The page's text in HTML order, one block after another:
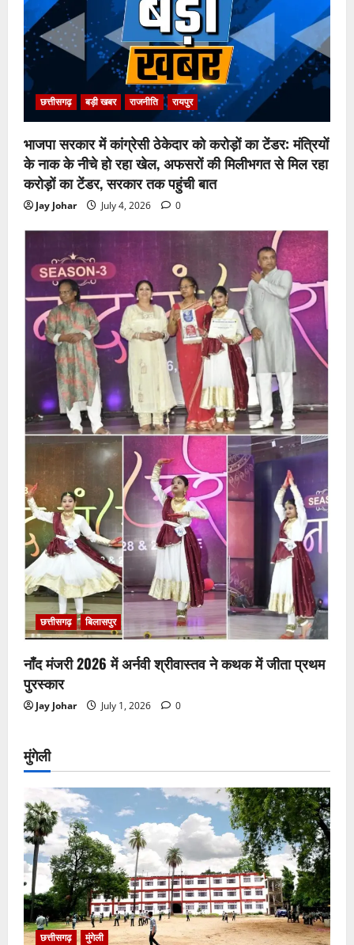
छत्तीसगढ़ बड़ी खबर राजनीति रायपुर
भाजपा सरकार में कांग्रेसी ठेकेदार को करोड़ों का टेंडर: मंत्रियों
के नाक के नीचे हो रहा खेल, अफसरों की मिलीभगत से मिल रहा
करोड़ों का टेंडर, सरकार तक पहुंची बात
Jay Johar July 4, 2026 0
छत्तीसगढ़ बिलासपुर
नाँद मंजरी 2026 में अर्नवी श्रीवास्तव ने कथक में जीता प्रथम
पुरस्कार
Jay Johar July 1, 2026 0
मुंगेली
छत्तीसगढ़ मुंगेली